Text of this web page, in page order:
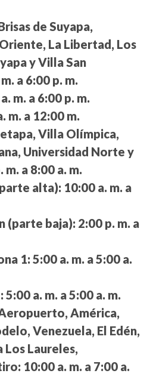
de Suyapa,
La Libertad, Los
y Villa San
a 6:00 p. m.
m. a 6:00 p. m.
m. a 12:00 m.
Villa Olímpica,
Universidad Norte y
m. a 8:00 a. m.
alta): 10:00 a. m. a
(parte baja): 2:00 p. m. a
1: 5:00 a. m. a 5:00 a.
5:00 a. m. a 5:00 a. m.
América,
Venezuela, El Edén,
Laureles,
10:00 a. m. a 7:00 a.